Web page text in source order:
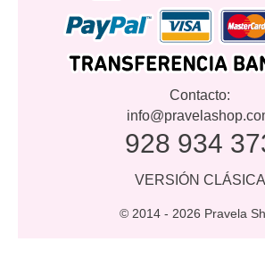
Contacto:
928 934
VERSIÓN CLÁSICA
© 2014 - 2026 Pravela